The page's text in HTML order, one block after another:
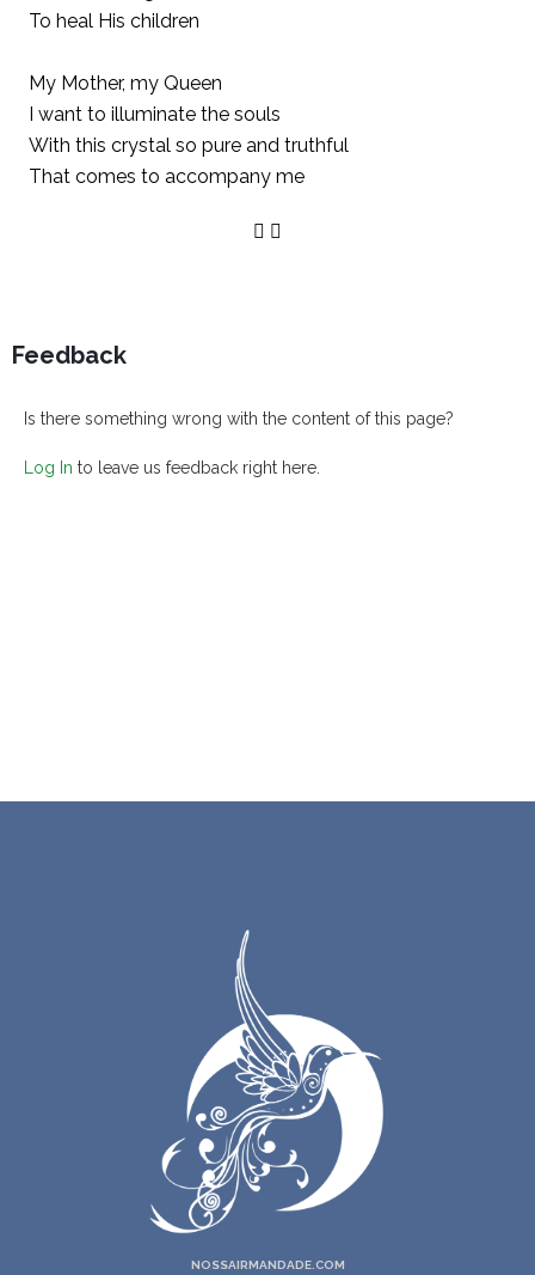
To heal His children
My Mother, my Queen
I want to illuminate the souls
With this crystal so pure and truthful
That comes to accompany me
Feedback
Is there something wrong with the content of this page?
Log In to leave us feedback right here.
NOSSAIRMANDADE.COM